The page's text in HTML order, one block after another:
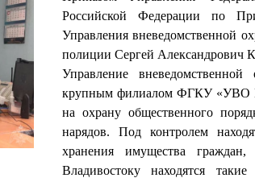
Российской Федерации по
Управления вневедомственной
полиции Сергей Александрович
Управление
крупным филиалом ФГКУ «УВО
на охрану общественного
нарядов. Под контролем
хранения имущества
Владивостоку находятся